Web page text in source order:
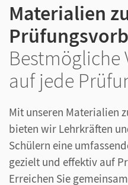
Materialien
Bestmögliche
auf jede
Mit unseren Materialien
bieten wir Lehrkräften
Schülern eine
gezielt und effektiv auf
Erreichen Sie